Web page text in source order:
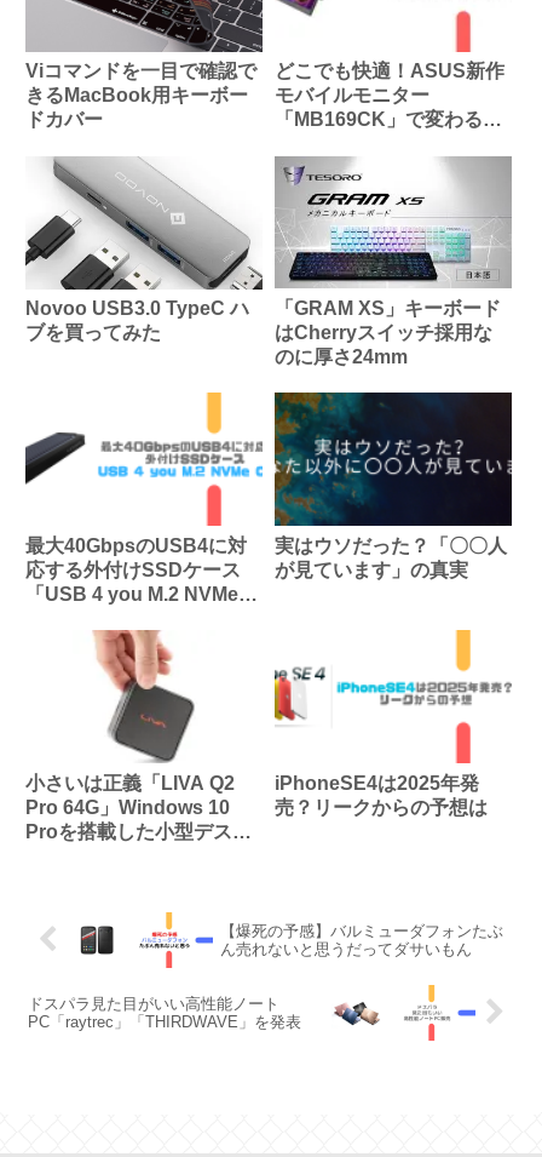
Viコマンドを一目で確認で
きるMacBook用キーボー
ドカバー
どこでも快適！ASUS新作
モバイルモニター
「MB169CK」で変わる働
Novoo USB3.0 TypeC ハ
ブを買ってみた
「GRAM XS」キーボード
はCherryスイッチ採用な
のに厚さ24mm
最大40GbpsのUSB4に対
応する外付けSSDケース
「USB 4 you M.2 NVMe
実はウソだった？「〇〇人
が見ています」の真実
小さいは正義「LIVA Q2
Pro 64G」Windows 10
Proを搭載した小型デスク
iPhoneSE4は2025年発
売？リークからの予想は
【爆死の予感】バルミューダフォンたぶ
ん売れないと思うだってダサいもん
ドスパラ見た目がいい高性能ノート
PC「raytrec」「THIRDWAVE」を発表